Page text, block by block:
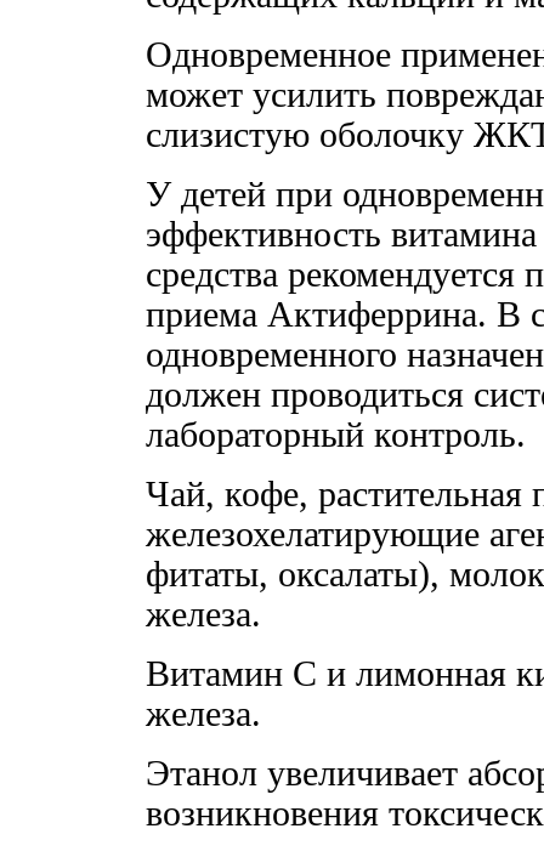
Одновременное
может усилить
слизистую оболочку
У детей при
эффективность
средства
приема Актиферрина. В
одновременного
должен проводиться
лабораторный контроль.
Чай, кофе,
железохелатирующие
фитаты, оксалаты),
железа.
Витамин С и лимонная
железа.
Этанол увеличивает
возникновения